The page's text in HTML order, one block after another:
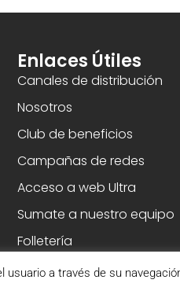
Enlaces Útiles
Canales de distribución
Nosotros
Club de beneficios
Campañas de redes
Acceso a web Ultra
Sumate a nuestro equipo
Folletería
a través de su